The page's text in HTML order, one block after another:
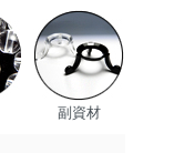
副資材